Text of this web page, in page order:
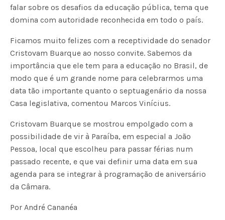
falar sobre os desafios da educação pública, tema que
domina com autoridade reconhecida em todo o país.
Ficamos muito felizes com a receptividade do senador
Cristovam Buarque ao nosso convite. Sabemos da
importância que ele tem para a educação no Brasil, de
modo que é um grande nome para celebrarmos uma
data tão importante quanto o septuagenário da nossa
Casa legislativa, comentou Marcos Vinícius.
Cristovam Buarque se mostrou empolgado com a
possibilidade de vir à Paraíba, em especial a João
Pessoa, local que escolheu para passar férias num
passado recente, e que vai definir uma data em sua
agenda para se integrar à programação de aniversário
da Câmara.
Por André Cananéa